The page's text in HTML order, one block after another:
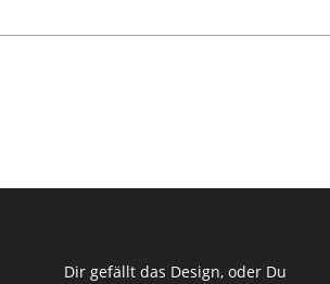
Dir gefällt das Design, oder Du